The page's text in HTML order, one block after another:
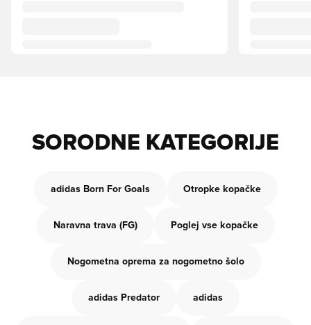
SORODNE KATEGORIJE
adidas Born For Goals Otropke kopačke
Naravna trava (FG) Poglej vse kopačke
Nogometna oprema za nogometno šolo
adidas Predator adidas